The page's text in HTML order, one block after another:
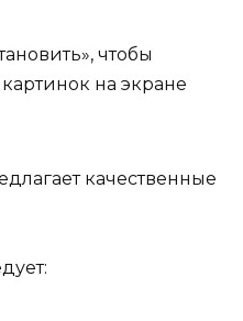
чтобы
на экране
качественные